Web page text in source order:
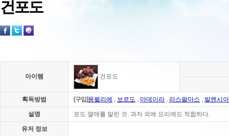
건포도
아이템 건포도
획득방법 [구입]몽펠리에 , 보르도 , 마데이라 , 라스팔마스 , 발렌시아
설명 포도 열매를 말린 것. 과자 외에 요리에도 적합하다.
유저 정보